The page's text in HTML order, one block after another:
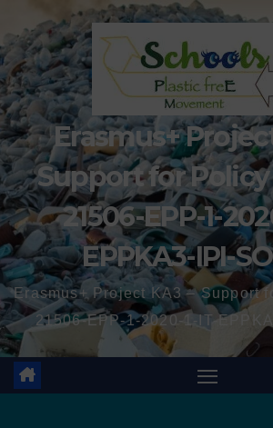
Erasmus+
Support for
21506-EPP-1-
EPPKA3-IPI-
Erasmus+ Project KA3 – Support
21506-EPP-1-2020-1-IT-